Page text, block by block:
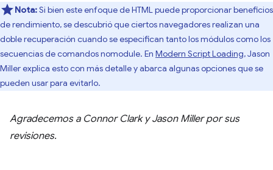
Nota:Si bien este enfoque de HTML puede proporcionar beneficios
de rendimiento, se descubrió que ciertos navegadores realizan una
doble recuperación cuando se especifican tanto los módulos como los
secuencias de comandos nomodule. En Modern Script Loading, Jason
Miller explica esto con más detalle y abarca algunas opciones que se
pueden usar para evitarlo.
Agradecemos a Connor Clark y Jason Miller por sus
revisiones.